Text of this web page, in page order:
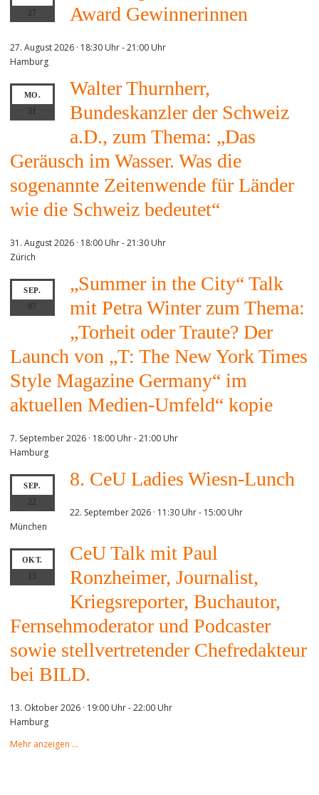
27
Award Gewinnerinnen
27. August 2026 · 18:30 Uhr-21:00 Uhr
Hamburg
MO.
Walter Thurnherr,
Bundeskanzler der Schweiz
a.D., zum Thema: „Das
Geräusch im Wasser. Was die
sogenannte Zeitenwende für Länder
wie die Schweiz bedeutet“
31. August 2026 · 18:00 Uhr-21:30 Uhr
Zürich
SEP.
07
„Summer in the City“ Talk
mit Petra Winter zum Thema:
„Torheit oder Traute? Der
Launch von „T: The New York Times
Style Magazine Germany“ im
aktuellen Medien-Umfeld“ kopie
7. September 2026 · 18:00 Uhr-21:00 Uhr
Hamburg
SEP.
22
8. CeU Ladies Wiesn-Lunch
22. September 2026 · 11:30 Uhr- 15:00 Uhr
München
OKT.
CeU Talk mit Paul
Ronzheimer, Journalist,
Kriegsreporter, Buchautor,
Fernsehmoderator und Podcaster
sowie stellvertretender Chefredakteur
bei BILD.
13. Oktober 2026 · 19:00 Uhr-22:00 Uhr
Hamburg
Mehr anzeigen …